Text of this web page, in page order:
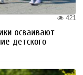
421
осваивают
детского